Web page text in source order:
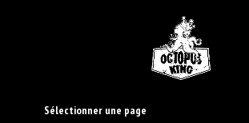
Sélectionner une page